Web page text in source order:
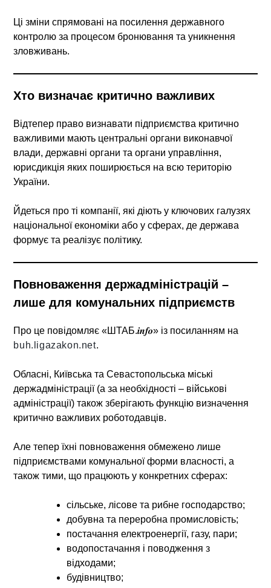
Ці зміни спрямовані на посилення державного
контролю за процесом бронювання та уникнення
зловживань.
Хто визначає критично важливих
Відтепер право визнавати підприємства критично
важливими мають центральні органи виконавчої
влади, державні органи та органи управління,
юрисдикція яких поширюється на всю територію
України.
Йдеться про ті компанії, які діють у ключових галузях
національної економіки або у сферах, де держава
формує та реалізує політику.
Повноваження держадміністрацій –
лише для комунальних підприємств
Про це повідомляє«ШТАБ.𝒊𝒏𝒇𝒐» із посиланням на
buh.ligazakon.net.
Обласні, Київська та Севастопольська міські
держадміністрації (а за необхідності – військові
адміністрації) також зберігають функцію визначення
критично важливих роботодавців.
Але теперїхні повноваження обмежено лише
підприємствами комунальної форми власності, а
також тими, що працюють у конкретних сферах:
сільське, лісове та рибне господарство;
добувна та переробна промисловість;
постачання електроенергії, газу, пари;
водопостачання і поводження з
відходами;
будівництво;